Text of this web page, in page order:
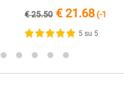
scelta della modalità di
ti verranno addebitate le
con una e-mail quando
€ 25.50 € 21.68 (-15%)
5 su 5